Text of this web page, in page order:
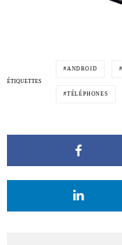
ÉTIQUETTES
ANDROID
TÉLÉPHONES